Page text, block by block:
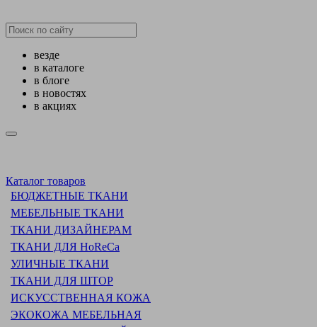
везде
в каталоге
в блоге
в новостях
в акциях
Каталог товаров
БЮДЖЕТНЫЕ ТКАНИ
МЕБЕЛЬНЫЕ ТКАНИ
ТКАНИ ДИЗАЙНЕРАМ
ТКАНИ ДЛЯ HoReCa
УЛИЧНЫЕ ТКАНИ
ТКАНИ ДЛЯ ШТОР
ИСКУССТВЕННАЯ КОЖА
ЭКОКОЖА МЕБЕЛЬНАЯ